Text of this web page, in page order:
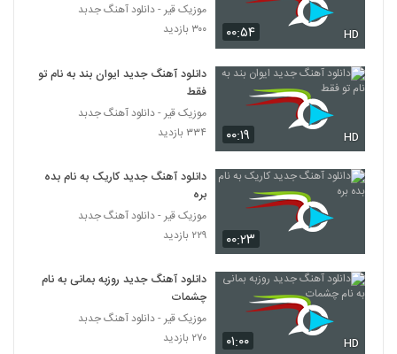
۰۰:۵۴ HD
موزیک قیر - دانلود آهنگ جدبد
۳۰۰ بازدید
۰۰:۱۹ HD
دانلود آهنگ جدید ایوان بند به نام تو
فقط
موزیک قیر - دانلود آهنگ جدبد
۳۳۴ بازدید
۰۰:۲۳
دانلود آهنگ جدید کاریک به نام بده
بره
موزیک قیر - دانلود آهنگ جدبد
۲۲۹ بازدید
۰۱:۰۰ HD
دانلود آهنگ جدید روزبه بمانی به نام
چشمات
موزیک قیر - دانلود آهنگ جدبد
۲۷۰ بازدید